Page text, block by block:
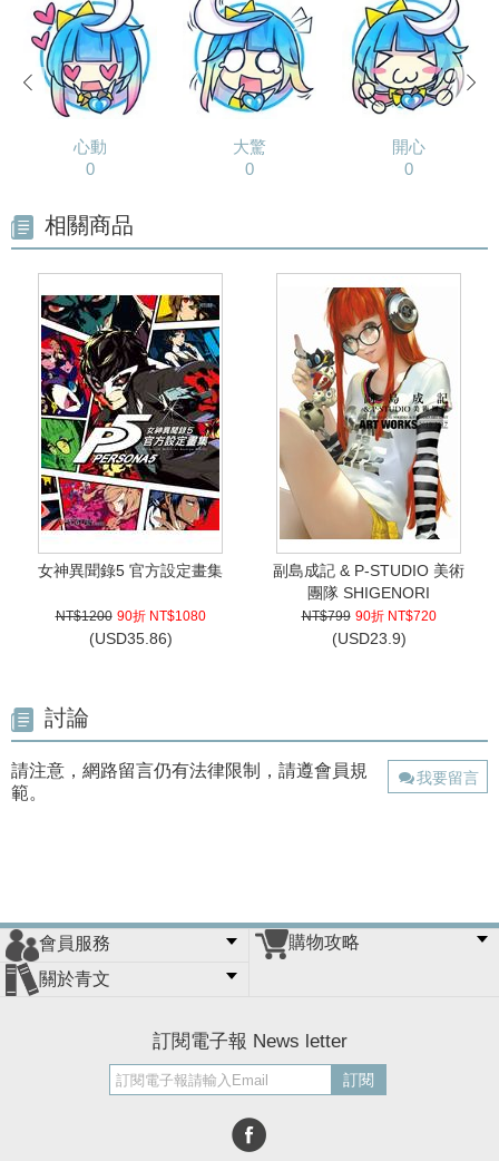
心動
0
大驚
0
開心
0
prev next
相關商品
女神異聞錄5 官方設定畫集
NT$1200 90折 NT$1080
(USD35.86)
副島成記 & P-STUDIO 美術
團隊 SHIGENORI
SOEJIMA & P-STUDIO
ART UNIT ART WORKS
NT$799 90折 NT$720
(USD23.9)
討論
請注意，網路留言仍有法律限制，請遵會員規
範。
我要留言
會員服務
會員辦法
客服信箱
隱私條款
網站導覽
購物攻略
關於青文
訂閱電子報 News letter
訂閱